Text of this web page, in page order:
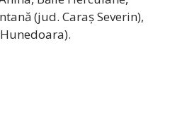
(jud. Caraș Severin),